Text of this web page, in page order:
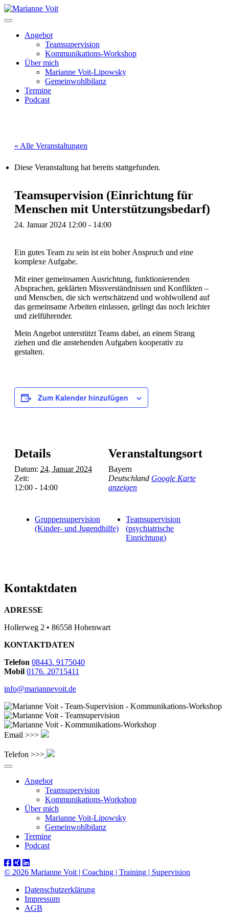
Skip
to
Angebot
Teamsupervision
Kommunikations-Workshop
Über mich
Marianne Voit-Lipowsky
Gemeinwohlbilanz
Termine
Podcast
« Alle Veranstaltungen
Diese Veranstaltung hat bereits stattgefunden.
Teamsupervision (Einrichtung für
Menschen mit Unterstützungsbedarf)
24. Januar 2024 12:00 - 14:00
Ein gutes Team zu sein ist ein hoher Anspruch und eine
komplexe Aufgabe.
Mit einer gemeinsamen Ausrichtung, funktionierenden
Absprachen, geklärten Missverständnissen und Konflikten –
und Menschen, die sich wertschätzend und wohlwollend auf
das gemeinsame Arbeiten einlassen, gelingt das noch leichter
und zielführender.
Mein Angebot unterstützt Teams dabei, an einem Strang
ziehen und die anstehenden Aufgaben kooperativ zu
gestalten.
Zum Kalender hinzufügen
Details
Datum: 24. Januar 2024
Zeit:
12:00 - 14:00
Veranstaltungsort
Bayern
Deutschland Google Karte
anzeigen
Gruppensupervision
(Kinder- und Jugendhilfe)
Teamsupervision
(psychiatrische
Einrichtung)
Kontaktdaten
ADRESSE
Hollerweg 2 • 86558 Hohenwart
KONTAKTDATEN
Telefon 08443. 9175040
Mobil 0176. 20715411
info@mariannevoit.de
Email >>>
Telefon >>>
Angebot
Teamsupervision
Kommunikations-Workshop
Über mich
Marianne Voit-Lipowsky
Gemeinwohlbilanz
Termine
Podcast
© 2026 Marianne Voit | Coaching | Training | Supervision
Datenschutzerklärung
Impressum
AGB